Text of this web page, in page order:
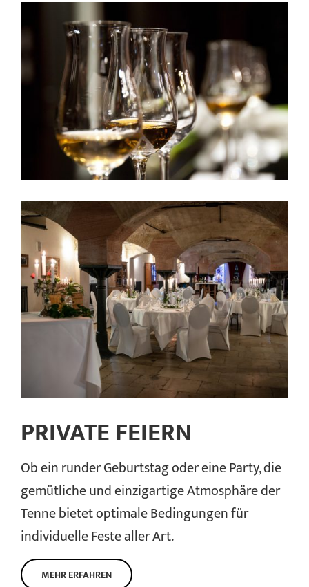
PRIVATE FEIERN
Ob ein runder Geburtstag oder eine Party, die
gemütliche und einzigartige Atmosphäre der
Tenne bietet optimale Bedingungen für
individuelle Feste aller Art.
MEHR ERFAHREN